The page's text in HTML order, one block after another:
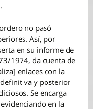
no pasó
Así, por
en su informe de
1974, da cuenta de
enlaces con la
y posterior
Se encarga
en la